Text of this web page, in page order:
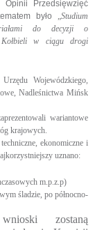
Opinii Przedsięwzięć
było
„Studium
do decyzji o
Kołbieli w ciągu drogi
Wojewódzkiego,
Nadleśnictwa Mińsk
wariantowe
krajowych.
ekonomiczne i
uznano:
m.p.z.p)
śladzie, po północno-
zostaną